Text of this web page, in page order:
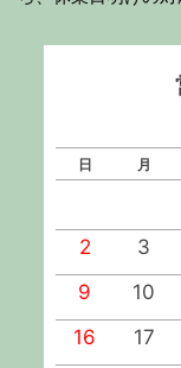
日 月
2
3
9
10
16
17